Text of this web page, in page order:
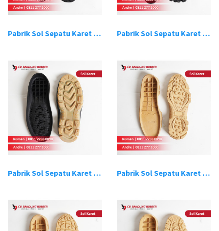
Pabrik Sol Sepatu Karet Bandung 15 Pabrik Sol Sepatu Karet Bandung 16
Pabrik Sol Sepatu Karet Bandung 17 Pabrik Sol Sepatu Karet Bandung 18